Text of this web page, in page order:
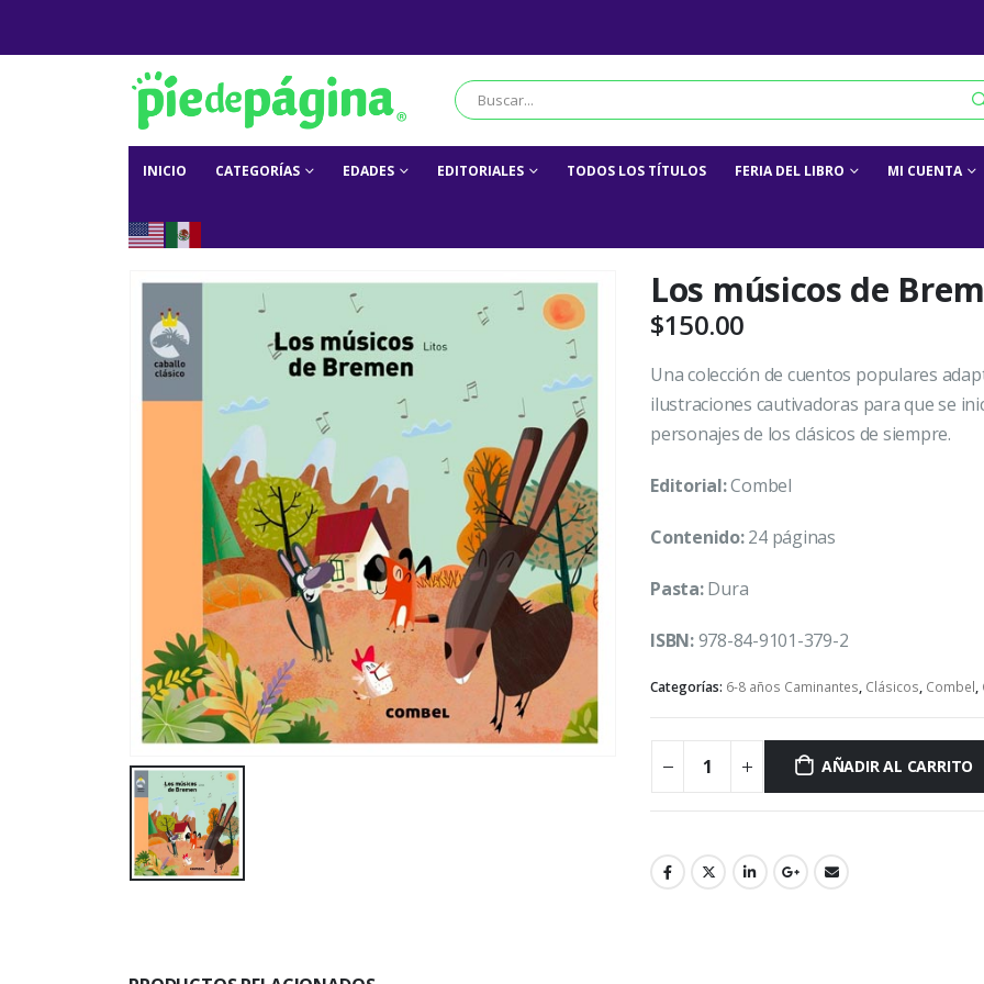
INICIO CATEGORÍAS EDADES EDITORIALES TODOS LOS TÍTULOS FERIA DEL LIBRO MI CUENTA
Los músicos de
$150.00
Una colección de cuentos populares
ilustraciones cautivadoras para que se
personajes de los clásicos de siempre.
Editorial:Combel
Contenido:24 páginas
Pasta:Dura
ISBN:978-84-9101-379-2
Categorías: 6-8 años Caminantes, Clásicos, Combel,
AÑADIR AL CARRITO